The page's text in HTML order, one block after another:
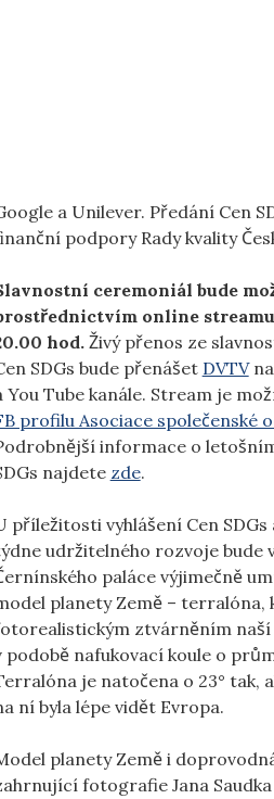
a Unilever. Předání Cen
podpory Rady kvality
ceremoniál bude
online
hod. Živý přenos ze
SDGs bude přenášet DVTVna
You Tube kanále. Stream je
profilu Asociace společenské
informace o
najdete zde.
příležitosti vyhlášení Cen SDGs
udržitelného rozvoje bude
paláce výjimečně
planety Země – terralóna,
ztvárněním naší
podobě nafukovací koule o
je natočena o 23° tak,
ní byla lépe vidět Evropa.
planety Země i
fotografie Jana